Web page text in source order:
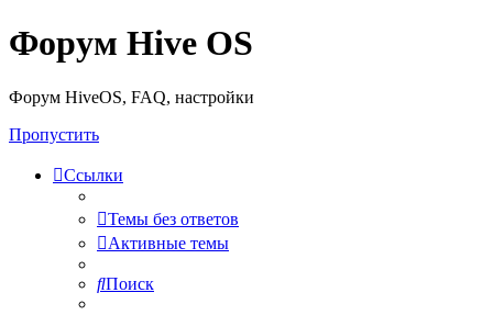
Форум Hive OS
Форум HiveOS, FAQ, настройки
Пропустить
Ссылки
Темы без ответов
Активные темы
Поиск